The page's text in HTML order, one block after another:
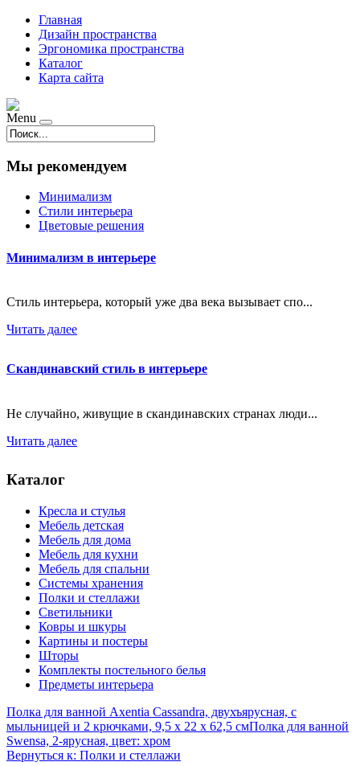
Главная
Дизайн пространства
Эргономика пространства
Каталог
Карта сайта
Menu
Мы рекомендуем
Минимализм
Стили интерьера
Цветовые решения
Минимализм в интерьере
Стиль интерьера, который уже два века вызывает спо...
Читать далее
Скандинавский стиль в интерьере
Не случайно, живущие в скандинавских странах люди...
Читать далее
Каталог
Кресла и стулья
Мебель детская
Мебель для дома
Мебель для кухни
Мебель для спальни
Системы хранения
Полки и стеллажи
Светильники
Ковры и шкуры
Картины и постеры
Шторы
Комплекты постельного белья
Предметы интерьера
Полка для ванной Axentia Cassandra, двухъярусная, с
мыльницей и 2 крючками, 9,5 х 22 х 62,5 смПолка для ванной
Swensa, 2-ярусная, цвет: хром
Вернуться к: Полки и стеллажи